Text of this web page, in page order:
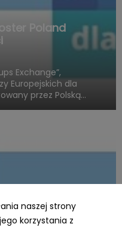
Poland
Exchange”,
Europejskich dla
przez Polską
naszej strony
korzystania z